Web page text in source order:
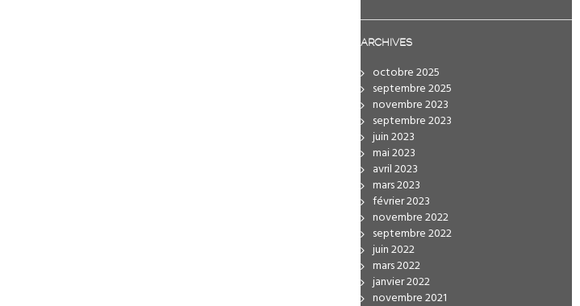
ARCHIVES
octobre 2025
septembre 2025
novembre 2023
septembre 2023
juin 2023
mai 2023
avril 2023
mars 2023
février 2023
novembre 2022
septembre 2022
juin 2022
mars 2022
janvier 2022
novembre 2021